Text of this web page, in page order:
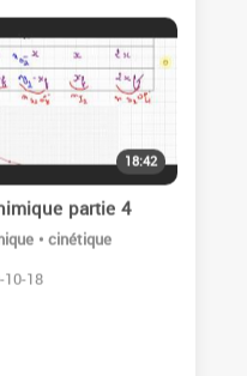
18:42
partie 4
• cinétique
18